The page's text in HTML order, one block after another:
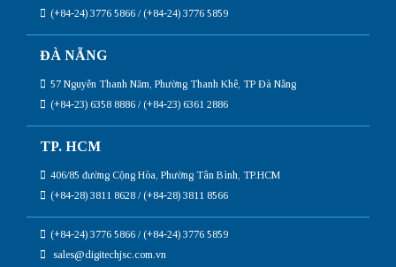
(+84-24) 3776 5866 / (+84-24) 3776 5859
ĐÀ NẴNG
57 Nguyễn Thanh Năm, Phường Thanh Khê, TP Đà Nẵng
(+84-23) 6358 8886 / (+84-23) 6361 2886
TP. HCM
406/85 đường Cộng Hòa, Phường Tân Bình, TP.HCM
(+84-28) 3811 8628 / (+84-28) 3811 8566
(+84-24) 3776 5866 / (+84-24) 3776 5859
sales@digitechjsc.com.vn